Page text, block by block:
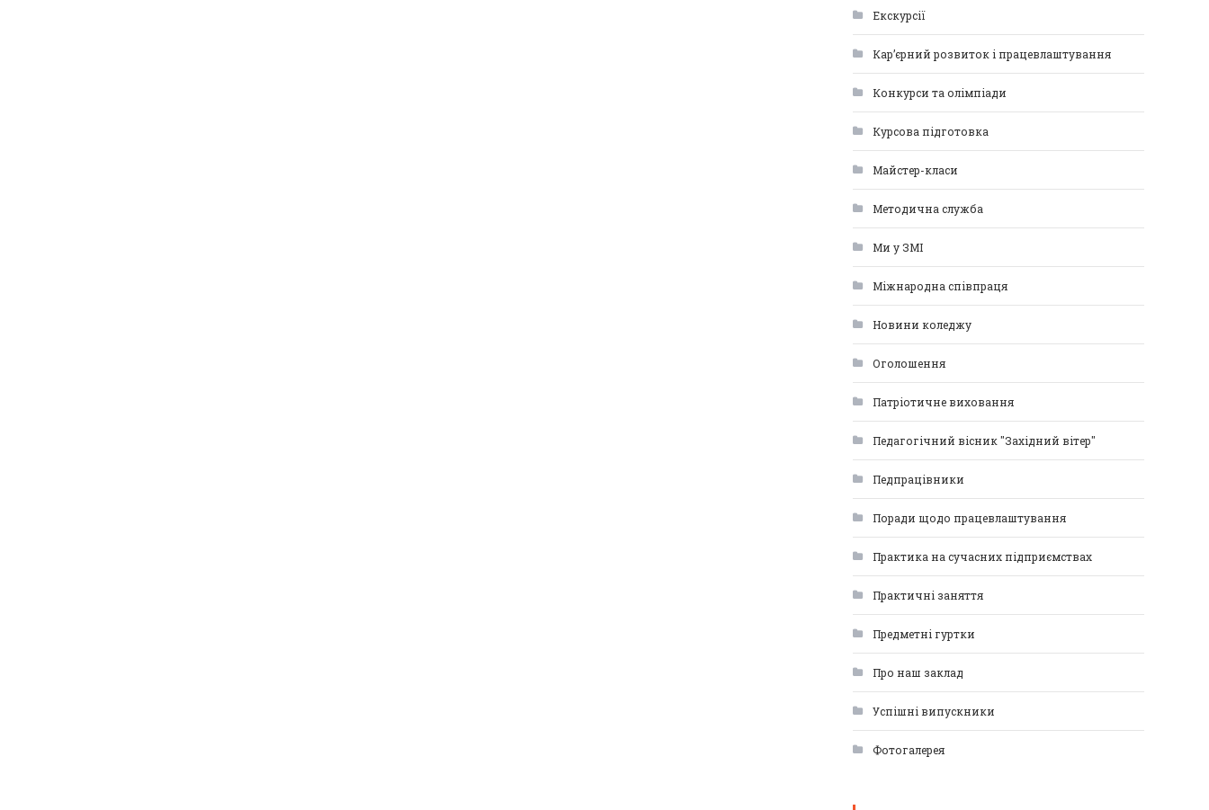
Екскурсії
Кар’єрний розвиток і працевлаштування
Конкурси та олімпіади
Курсова підготовка
Майстер-класи
Методична служба
Ми у ЗМІ
Міжнародна співпраця
Новини коледжу
Оголошення
Патріотичне виховання
Педагогічний вісник "Західний вітер"
Педпрацівники
Поради щодо працевлаштування
Практика на сучасних підприємствах
Практичні заняття
Предметні гуртки
Про наш заклад
Успішні випускники
Фотогалерея